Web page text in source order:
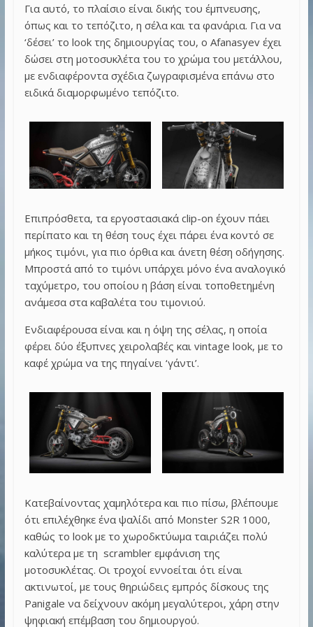
Για αυτό, το πλαίσιο είναι δικής του έμπνευσης,
όπως και το τεπόζιτο, η σέλα και τα φανάρια. Για να
‘δέσει’ το look της δημιουργίας του, ο Afanasyev έχει
δώσει στη μοτοσυκλέτα του το χρώμα του μετάλλου,
με ενδιαφέροντα σχέδια ζωγραφισμένα επάνω στο
ειδικά διαμορφωμένο τεπόζιτο.
Επιπρόσθετα, τα εργοστασιακά clip-on έχουν πάει
περίπατο και τη θέση τους έχει πάρει ένα κοντό σε
μήκος τιμόνι, για πιο όρθια και άνετη θέση οδήγησης.
Μπροστά από το τιμόνι υπάρχει μόνο ένα αναλογικό
ταχύμετρο, του οποίου η βάση είναι τοποθετημένη
ανάμεσα στα καβαλέτα του τιμονιού.
Ενδιαφέρουσα είναι και η όψη της σέλας, η οποία
φέρει δύο έξυπνες χειρολαβές και vintage look, με το
καφέ χρώμα να της πηγαίνει ‘γάντι’.
Κατεβαίνοντας χαμηλότερα και πιο πίσω, βλέπουμε
ότι επιλέχθηκε ένα ψαλίδι από Monster S2R 1000,
καθώς το look με το χωροδκτύωμα ταιριάζει πολύ
καλύτερα με τη scrambler εμφάνιση της
μοτοσυκλέτας. Οι τροχοί εννοείται ότι είναι
ακτινωτοί, με τους θηριώδεις εμπρός δίσκους της
Panigale να δείχνουν ακόμη μεγαλύτεροι, χάρη στην
ψηφιακή επέμβαση του δημιουργού.